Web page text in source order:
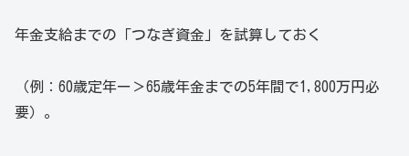
年金支給までの「つなぎ資金」を試算しておく
（例：60歳定年ー＞65歳年金までの5年間で1,800万円必
要）。